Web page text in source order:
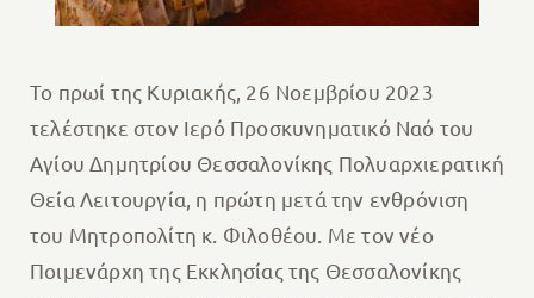
Το πρωί της Κυριακής, 26 Νοεμβρίου 2023
τελέστηκε στον Ιερό Προσκυνηματικό Ναό του
Αγίου Δημητρίου Θεσσαλονίκης Πολυαρχιερατική
Θεία Λειτουργία, η πρώτη μετά την ενθρόνιση
του Μητροπολίτη κ. Φιλοθέου. Με τον νέο
Ποιμενάρχη της Εκκλησίας της Θεσσαλονίκης